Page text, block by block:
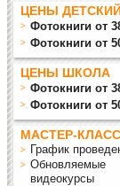
ЦЕНЫ
Фотокниги от
Фотокниги от
ЦЕНЫ ШКОЛА
Фотокниги от
Фотокниги от
МАСТЕР-
График
Обновляемые
видеокурсы